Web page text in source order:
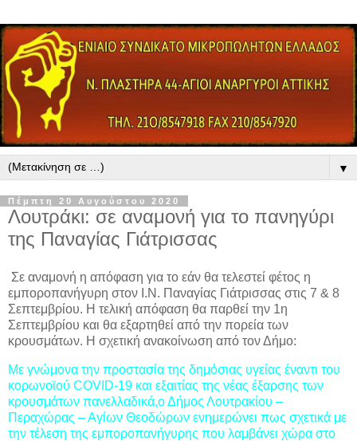
▼
Πέμπτη 20 Αυγούστου 2020
Λουτράκι: σε αναμονή για το πανηγύρι
της Παναγίας Γιάτρισσας
Σε αναμονή η απόφαση για το εάν θα τελεστεί φέτος η
εμποροπανήγυρη στον Ι.Ν. Παναγίας Γιάτρισσας στις 7 & 8
Σεπτεμβρίου. Η τελική απόφαση θα παρθεί την 1η
Σεπτεμβρίου και θα εξαρτηθεί από την πορεία των
κρουσμάτων. Η σχετική ανακοίνωση από τον Δήμο:
Με γνώμονα την προστασία της δημόσιας υγείας έναντι του
κορωνοϊού COVID-19 και εξαιτίας της νέας έξαρσης των
κρουσμάτων πανελλαδικά,ο Δήμος Λουτρακίου –
Περαχώρας – Αγίων Θεοδώρων ενημερώνει πως σχετικά με
την τέλεση της εμποροπανήγυρης που λαμβάνει χώρα στο